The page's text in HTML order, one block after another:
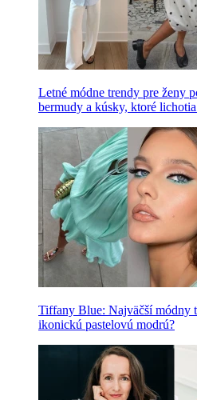
Letné módne trendy pre ženy
bermudy a kúsky, ktoré
Tiffany Blue: Najväčší módny
ikonickú pastelovú modrú?